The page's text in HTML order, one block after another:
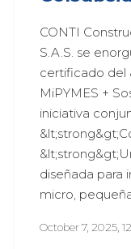
CONTI
S.A.S. se
certificado del
MiPYMES +
iniciativa
diseñada para
micro,
October 7, 2025,